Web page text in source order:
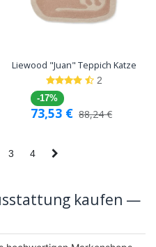
Liewood "Juan" Teppich Katze
2
-17%
73,53 € 88,24€
3 4
kaufen —